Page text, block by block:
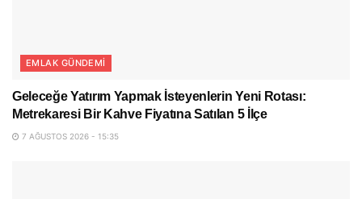
EMLAK GÜNDEMI
Geleceğe Yatırım Yapmak İsteyenlerin Yeni Rotası:
Metrekaresi Bir Kahve Fiyatına Satılan 5 İlçe
7 AĞUSTOS 2026 - 15:35